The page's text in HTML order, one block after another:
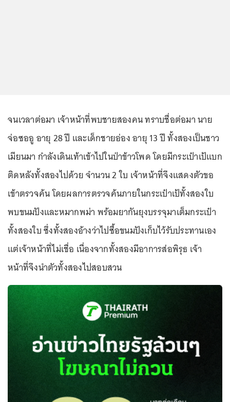
จนเวลาต่อมา เจ้าหน้าที่พบชายสองคน ทราบชื่อต่อมา นาย
จ่อซออู อายุ 28 ปี และเด็กชายอ่อง อายุ 13 ปี ทั้งสองเป็นชาว
เมียนมา กำลังเดินเท้าเข้าไปในป่าข้าวโพด โดยมีกระเป๋าเป้แบก
ติดหลังทั้งสองไปด้วย จำนวน 2 ใบ เจ้าหน้าที่จึงแสดงตัวขอ
เข้าตรวจค้น โดยผลการตรวจค้นภายในกระเป๋าเป้ทั้งสองใบ
พบขนมปังและหมากพม่า พร้อมยากันยุงบรรจุมาเต็มกระเป๋า
ทั้งสองใบ ซึ่งทั้งสองอ้างว่าไปซื้อขนมปังเก็บไว้รับประทานเอง
แต่เจ้าหน้าที่ไม่เชื่อ เนื่องจากทั้งสองมีอาการส่อพิรุธ เจ้า
หน้าที่จึงนำตัวทั้งสองไปสอบสวน